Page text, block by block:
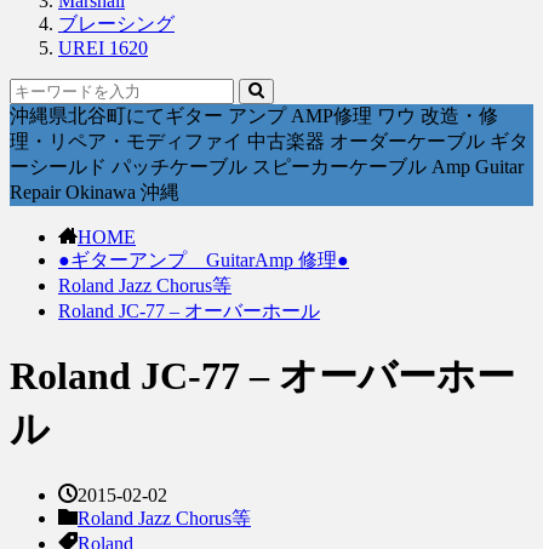
ブレーシング
UREI 1620
沖縄県北谷町にてギター アンプ AMP修理 ワウ 改造・修
理・リペア・モディファイ 中古楽器 オーダーケーブル ギタ
ーシールド パッチケーブル スピーカーケーブル Amp Guitar
Repair Okinawa 沖縄
HOME
●ギターアンプ GuitarAmp 修理●
Roland Jazz Chorus等
Roland JC-77 – オーバーホール
Roland JC-77 – オーバーホー
ル
2015-02-02
Roland Jazz Chorus等
Roland